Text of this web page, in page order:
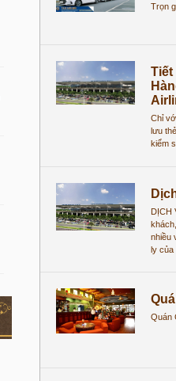
Trọn
Tiết
Chỉ
lưu
kiểm
DỊCH
nhiều
ly của
Quán